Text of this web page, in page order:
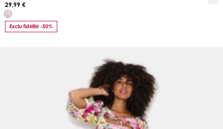
29,99 €
Exclu fidélité -50%